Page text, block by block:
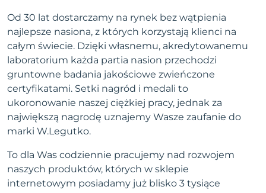
Od 30 lat dostarczamy na rynek bez wątpienia
najlepsze nasiona, z których korzystają klienci na
całym świecie. Dzięki własnemu, akredytowanemu
laboratorium każda partia nasion przechodzi
gruntowne badania jakościowe zwieńczone
certyfikatami. Setki nagród i medali to
ukoronowanie naszej ciężkiej pracy, jednak za
największą nagrodę uznajemy Wasze zaufanie do
marki W.Legutko.
To dla Was codziennie pracujemy nad rozwojem
naszych produktów, których w sklepie
internetowym posiadamy już blisko 3 tysiące